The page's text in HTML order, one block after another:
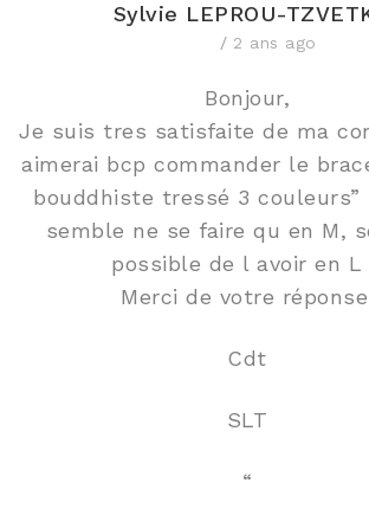
Sylvie LEPROU-
2 ans ago
Bonjour,
Je suis tres satisfaite de ma
aimerai bcp commander le
bouddhiste tressé 3
semble ne se faire qu en M,
possible de l avoir en L
Merci de votre
Cdt
SLT
“